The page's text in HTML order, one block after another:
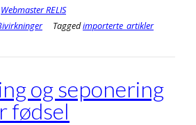
Webmaster RELIS
Taggedimporterte_artikler
og seponering
fødsel